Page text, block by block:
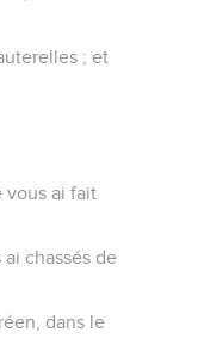
; et
vous ai fait
chassés de
dans le